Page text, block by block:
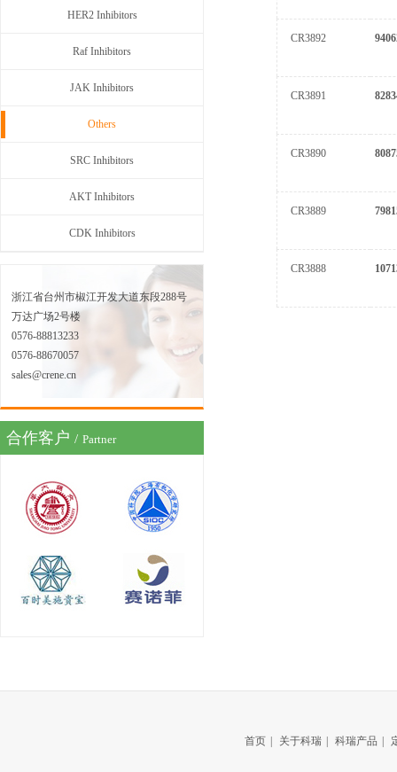
HER2 Inhibitors
Raf Inhibitors
JAK Inhibitors
Others
SRC Inhibitors
AKT Inhibitors
CDK Inhibitors
浙江省台州市椒江开发大道东段288号
万达广场2号楼
0576-88813233
0576-88670057
sales@crene.cn
合作客户 / Partner
CR3892
CR3891
CR3890
CR3889
CR3888
首页 关于科瑞 科瑞产品